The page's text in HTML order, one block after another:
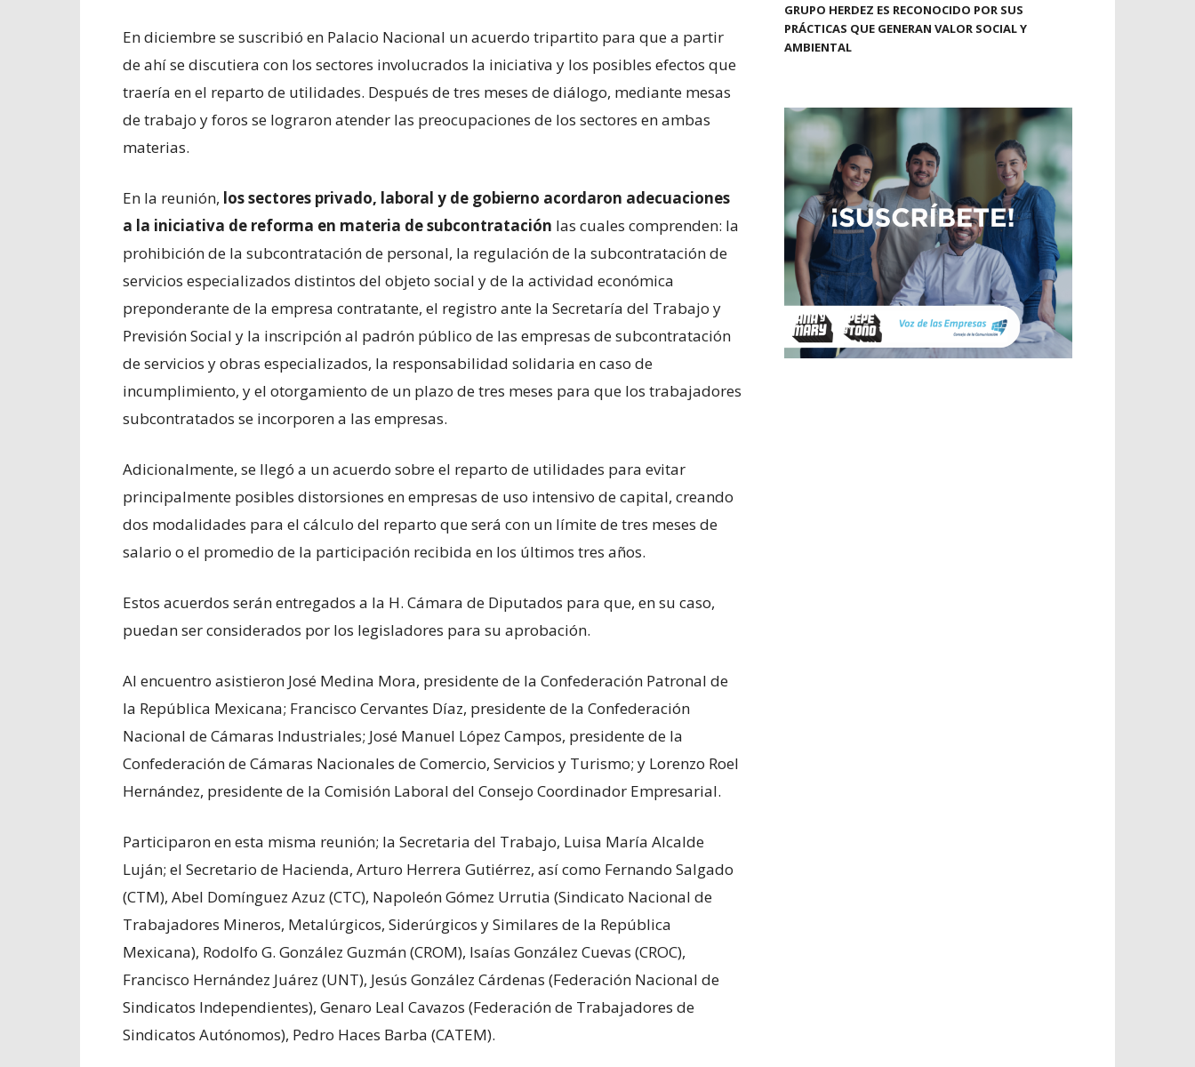
En diciembre se suscribió en Palacio Nacional un acuerdo tripartito para que a partir
de ahí se discutiera con los sectores involucrados la iniciativa y los posibles efectos que
traería en el reparto de utilidades. Después de tres meses de diálogo, mediante mesas
de trabajo y foros se lograron atender las preocupaciones de los sectores en ambas
materias.
En la reunión, los sectores privado, laboral y de gobierno acordaron adecuaciones
a la iniciativa de reforma en materia de subcontratación las cuales comprenden: la
prohibición de la subcontratación de personal, la regulación de la subcontratación de
servicios especializados distintos del objeto social y de la actividad económica
preponderante de la empresa contratante, el registro ante la Secretaría del Trabajo y
Previsión Social y la inscripción al padrón público de las empresas de subcontratación
de servicios y obras especializados, la responsabilidad solidaria en caso de
incumplimiento, y el otorgamiento de un plazo de tres meses para que los trabajadores
subcontratados se incorporen a las empresas.
Adicionalmente, se llegó a un acuerdo sobre el reparto de utilidades para evitar
principalmente posibles distorsiones en empresas de uso intensivo de capital, creando
dos modalidades para el cálculo del reparto que será con un límite de tres meses de
salario o el promedio de la participación recibida en los últimos tres años.
Estos acuerdos serán entregados a la H. Cámara de Diputados para que, en su caso,
puedan ser considerados por los legisladores para su aprobación.
Al encuentro asistieron José Medina Mora, presidente de la Confederación Patronal de
la República Mexicana; Francisco Cervantes Díaz, presidente de la Confederación
Nacional de Cámaras Industriales; José Manuel López Campos, presidente de la
Confederación de Cámaras Nacionales de Comercio, Servicios y Turismo; y Lorenzo Roel
Hernández, presidente de la Comisión Laboral del Consejo Coordinador Empresarial.
Participaron en esta misma reunión; la Secretaria del Trabajo, Luisa María Alcalde
Luján; el Secretario de Hacienda, Arturo Herrera Gutiérrez, así como Fernando Salgado
(CTM), Abel Domínguez Azuz (CTC), Napoleón Gómez Urrutia (Sindicato Nacional de
Trabajadores Mineros, Metalúrgicos, Siderúrgicos y Similares de la República
Mexicana), Rodolfo G. González Guzmán (CROM), Isaías González Cuevas (CROC),
Francisco Hernández Juárez (UNT), Jesús González Cárdenas (Federación Nacional de
Sindicatos Independientes), Genaro Leal Cavazos (Federación de Trabajadores de
Sindicatos Autónomos), Pedro Haces Barba (CATEM).
GRUPO HERDEZ ES RECONOCIDO POR SUS
PRÁCTICAS QUE GENERAN VALOR SOCIAL Y
AMBIENTAL